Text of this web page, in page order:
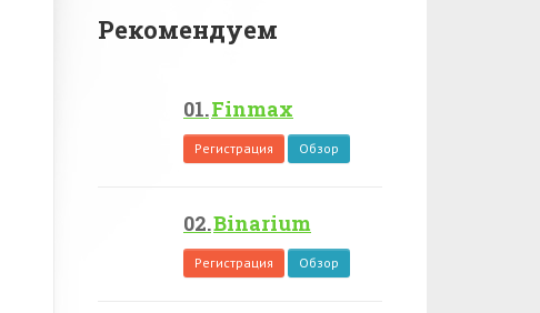
Рекомендуем
Finmax
Регистрация Обзор
Binarium
Регистрация Обзор